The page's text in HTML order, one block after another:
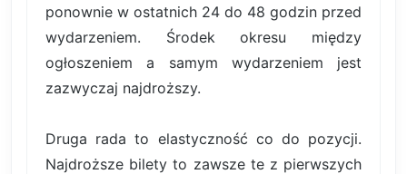
ponownie w ostatnich 24 do 48 godzin przed
wydarzeniem. Środek okresu między
ogłoszeniem a samym wydarzeniem jest
zazwyczaj najdroższy.
Druga rada to elastyczność co do pozycji.
Najdroższe bilety to zawsze te z pierwszych